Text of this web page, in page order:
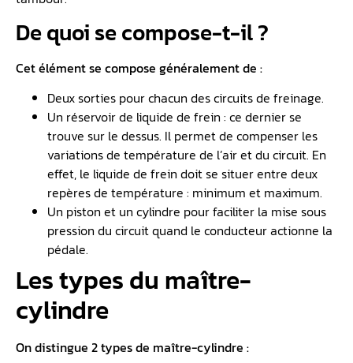
De quoi se compose-t-il ?
Cet élément se compose généralement de :
Deux sorties pour chacun des circuits de freinage.
Un réservoir de liquide de frein : ce dernier se
trouve sur le dessus. Il permet de compenser les
variations de température de l’air et du circuit. En
effet, le liquide de frein doit se situer entre deux
repères de température : minimum et maximum.
Un piston et un cylindre pour faciliter la mise sous
pression du circuit quand le conducteur actionne la
pédale.
Les types du maître-
cylindre
On distingue 2 types de maître-cylindre :